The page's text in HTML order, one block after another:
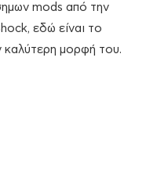
mods από την
εδώ είναι το
καλύτερη μορφή του.